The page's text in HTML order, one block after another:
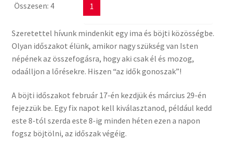
Összesen: 4 1
Szeretettel hívunk mindenkit egy ima és böjti közösségbe.
Olyan időszakot élünk, amikor nagy szükség van Isten
népének az összefogásra, hogy aki csak él és mozog,
odaálljon a lőrésekre. Hiszen “az idők gonoszak”!
A böjti időszakot február 17-én kezdjük és március 29-én
fejezzük be. Egy fix napot kell kiválasztanod, például kedd
este 8-tól szerda este 8-ig minden héten ezen a napon
fogsz böjtölni, az időszak végéig.